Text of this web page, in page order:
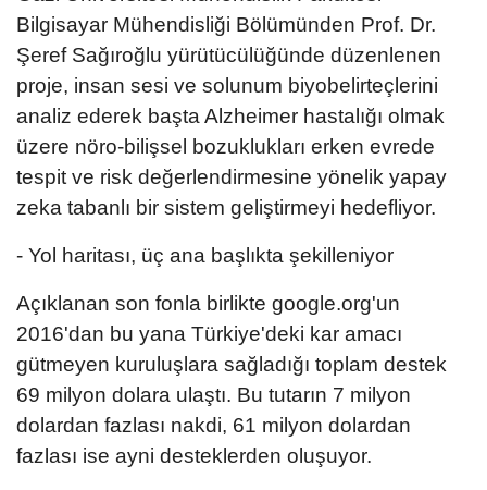
Bilgisayar Mühendisliği Bölümünden Prof. Dr.
Şeref Sağıroğlu yürütücülüğünde düzenlenen
proje, insan sesi ve solunum biyobelirteçlerini
analiz ederek başta Alzheimer hastalığı olmak
üzere nöro-bilişsel bozuklukları erken evrede
tespit ve risk değerlendirmesine yönelik yapay
zeka tabanlı bir sistem geliştirmeyi hedefliyor.
- Yol haritası, üç ana başlıkta şekilleniyor
Açıklanan son fonla birlikte google.org'un
2016'dan bu yana Türkiye'deki kar amacı
gütmeyen kuruluşlara sağladığı toplam destek
69 milyon dolara ulaştı. Bu tutarın 7 milyon
dolardan fazlası nakdi, 61 milyon dolardan
fazlası ise ayni desteklerden oluşuyor.